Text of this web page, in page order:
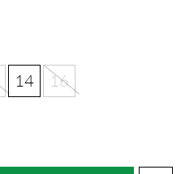
14 16